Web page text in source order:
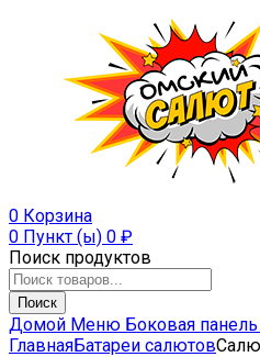
0 Корзина
0 Пункт (ы) 0 ₽
Поиск продуктов
Поиск
Домой Меню Боковая панель
ГлавнаяБатареи салютов